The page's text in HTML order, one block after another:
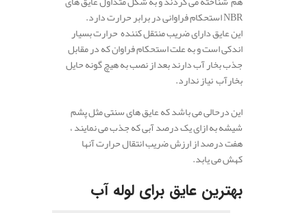
NBR استحکام فراوانی در برابر حرارت دارد.
این عایق دارای ضریب منتقل کننده حرارت بسیار
اندکی است و به علت استحکام فراوان که در مقابل
جذب بخار آب دارند بعد از نصب به هیچ گونه حایل
بخارآب نیاز ندارد.
این درحالی می باشد که عایق های سنتی مثل پشم
شیشه به ازای یک درصد آبی که جذب می نمایند ،
هفت درصد از ارزش ضریب انتقال حرارت آنها
کهش می یابد.
بهترین عایق برای لوله آب